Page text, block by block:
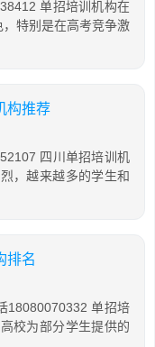
单招培训机构在
特别是在高考竞争激
构推荐
四川单招培训机
，越来越多的学生和
排名
18080070332 单招培
校为部分学生提供的